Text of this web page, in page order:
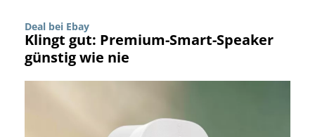
Deal bei Ebay
Klingt gut: Premium-Smart-Speaker
günstig wie nie